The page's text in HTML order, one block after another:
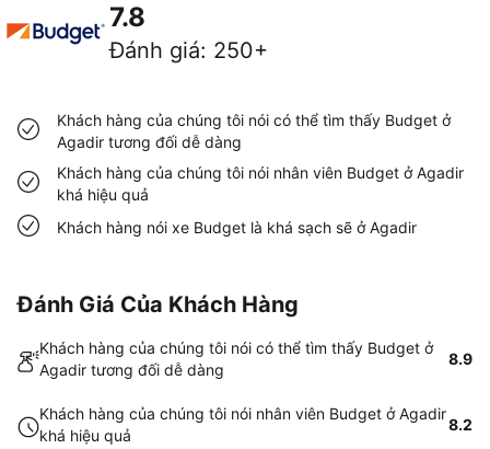
7.8
Đánh giá: 250+
Khách hàng của chúng tôi nói có thể tìm thấy Budget ở
Agadir tương đối dễ dàng
Khách hàng của chúng tôi nói nhân viên Budget ở Agadir
khá hiệu quả
Khách hàng nói xe Budget là khá sạch sẽ ở Agadir
Đánh Giá Của Khách Hàng
Khách hàng của chúng tôi nói có thể tìm thấy Budget ở
Agadir tương đối dễ dàng
8.9
Khách hàng của chúng tôi nói nhân viên Budget ở Agadir
khá hiệu quả
8.2